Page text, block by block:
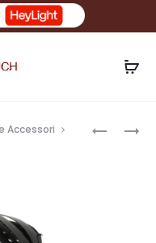
AUDEZE
AUDEZE
Accessori